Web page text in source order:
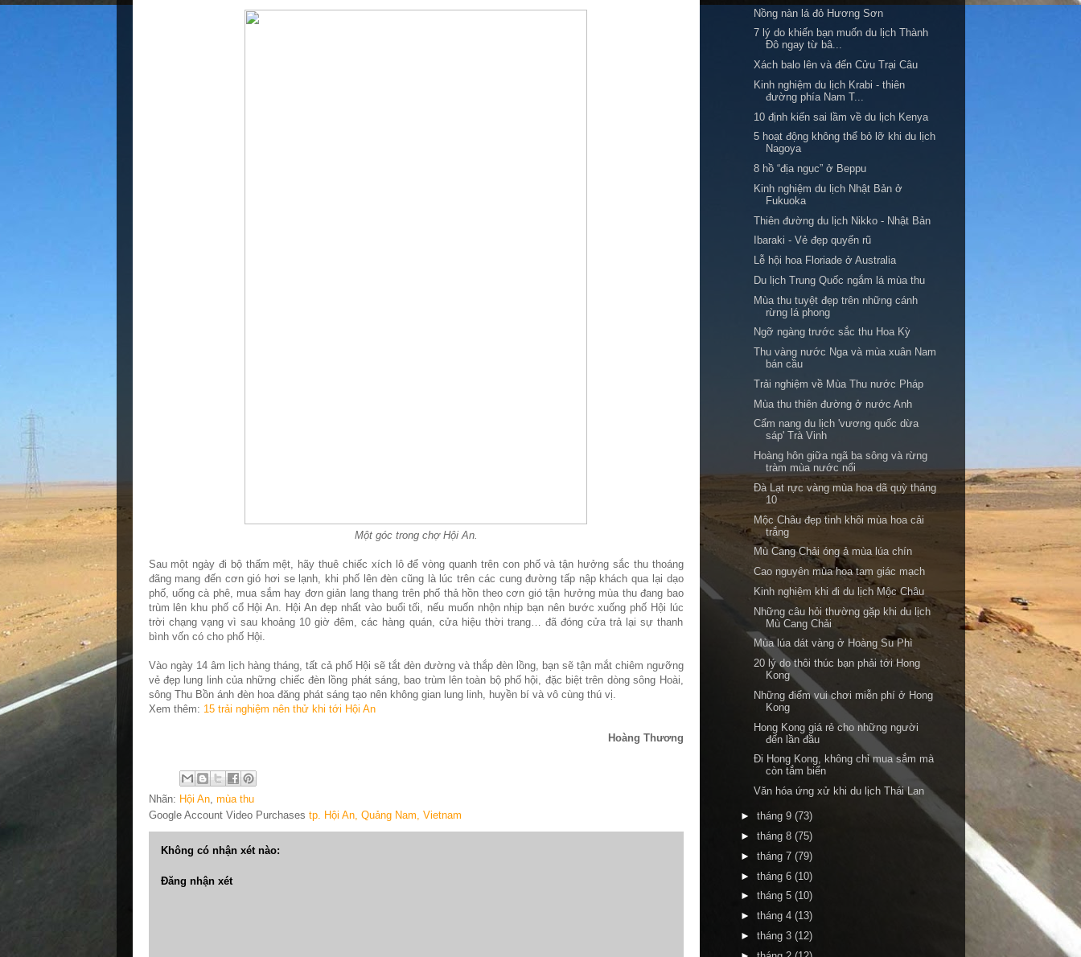
Một góc trong chợ Hội An.
Sau một ngày đi bộ thấm mệt, hãy thuê chiếc xích lô để vòng quanh trên con phố và tận hưởng sắc thu thoáng
đãng mang đến cơn gió hơi se lạnh, khi phố lên đèn cũng là lúc trên các cung đường tấp nập khách qua lại dạo
phố, uống cà phê, mua sắm hay đơn giản lang thang trên phố thả hồn theo cơn gió tận hưởng mùa thu đang bao
trùm lên khu phố cổ Hội An. Hội An đẹp nhất vào buổi tối, nếu muốn nhộn nhịp bạn nên bước xuống phố Hội lúc
trời chạng vạng vì sau khoảng 10 giờ đêm, các hàng quán, cửa hiệu thời trang… đã đóng cửa trả lại sự thanh
bình vốn có cho phố Hội.
Vào ngày 14 âm lịch hàng tháng, tất cả phố Hội sẽ tắt đèn đường và thắp đèn lồng, bạn sẽ tận mắt chiêm ngưỡng
vẻ đẹp lung linh của những chiếc đèn lồng phát sáng, bao trùm lên toàn bộ phố hội, đặc biệt trên dòng sông Hoài,
sông Thu Bồn ánh đèn hoa đăng phát sáng tạo nên không gian lung linh, huyền bí và vô cùng thú vị.
Xem thêm: 15 trải nghiệm nên thử khi tới Hội An
Hoàng Thương
Nhãn: Hội An, mùa thu
Google Account Video Purchases tp. Hội An, Quảng Nam, Vietnam
Không có nhận xét nào:
Đăng nhận xét
Nồng nàn lá đỏ Hương Sơn
7 lý do khiến bạn muốn du lịch Thành
Đô ngay từ bâ...
Xách balo lên và đến Cửu Trại Câu
Kinh nghiệm du lịch Krabi - thiên
đường phía Nam T...
10 định kiến sai lầm về du lịch Kenya
5 hoạt động không thể bỏ lỡ khi du lịch
Nagoya
8 hồ “địa ngục” ở Beppu
Kinh nghiệm du lịch Nhật Bản ở
Fukuoka
Thiên đường du lịch Nikko - Nhật Bản
Ibaraki - Vẻ đẹp quyến rũ
Lễ hội hoa Floriade ở Australia
Du lịch Trung Quốc ngắm lá mùa thu
Mùa thu tuyệt đẹp trên những cánh
rừng lá phong
Ngỡ ngàng trước sắc thu Hoa Kỳ
Thu vàng nước Nga và mùa xuân Nam
bán cầu
Trải nghiệm về Mùa Thu nước Pháp
Mùa thu thiên đường ở nước Anh
Cẩm nang du lịch 'vương quốc dừa
sáp' Trà Vinh
Hoàng hôn giữa ngã ba sông và rừng
tràm mùa nước nổi
Đà Lạt rực vàng mùa hoa dã quỳ tháng
10
Mộc Châu đẹp tinh khôi mùa hoa cải
trắng
Mù Cang Chải óng ả mùa lúa chín
Cao nguyên mùa hoa tam giác mạch
Kinh nghiệm khi đi du lịch Mộc Châu
Những câu hỏi thường gặp khi du lịch
Mù Cang Chải
Mùa lúa dát vàng ở Hoàng Su Phì
20 lý do thôi thúc bạn phải tới Hong
Kong
Những điểm vui chơi miễn phí ở Hong
Kong
Hong Kong giá rẻ cho những người
đến lần đầu
Đi Hong Kong, không chỉ mua sắm mà
còn tắm biển
Văn hóa ứng xử khi du lịch Thái Lan
►tháng 9(73)
►tháng 8(75)
►tháng 7(79)
►tháng 6(10)
►tháng 5(10)
►tháng 4(13)
►tháng 3(12)